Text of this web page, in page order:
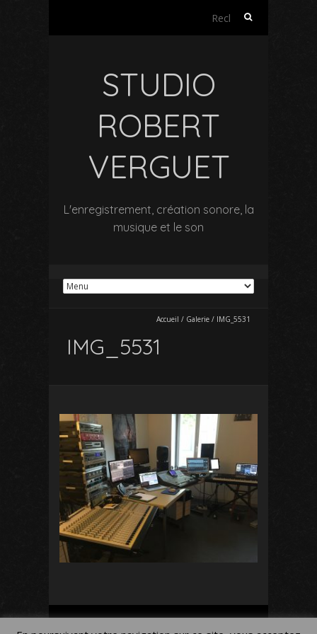
Rechercher :
STUDIO
ROBERT
VERGUET
L'enregistrement, création sonore, la
musique et le son
Accueil / Galerie / IMG_5531
IMG_5531